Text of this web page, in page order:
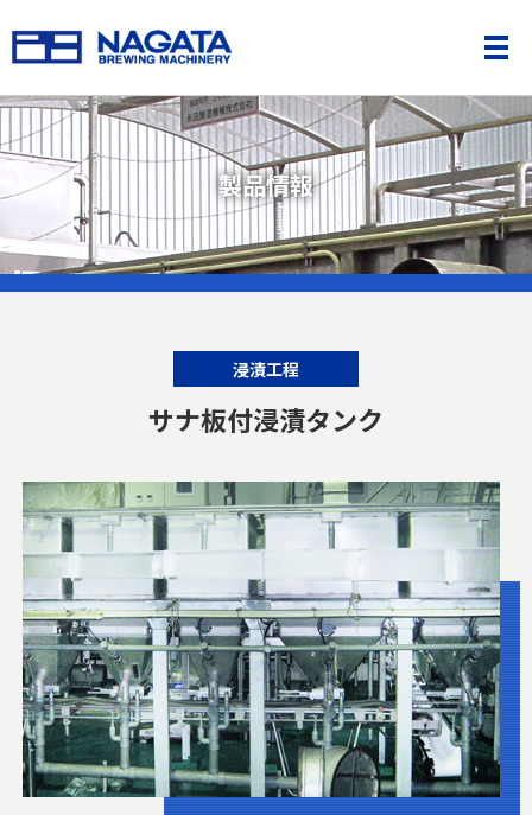
製品情報
浸漬工程
サナ板付浸漬タンク